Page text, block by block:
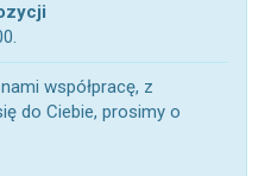
współpracę, z
do Ciebie, prosimy o